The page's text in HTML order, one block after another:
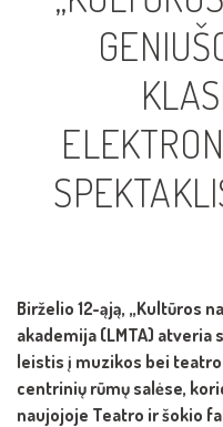
Birželio 12-ąją, „Kultūros
akademija (LMTA)
leistis į muzikos bei
centrinių rūmų salėse,
naujojoje Teatro ir šokio